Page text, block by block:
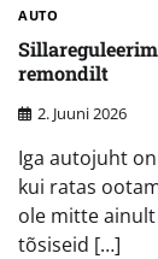
AUTO
remondilt
2. Juuni 2026
Iga autojuht
kui ratas
ole mitte
tõsiseid […]